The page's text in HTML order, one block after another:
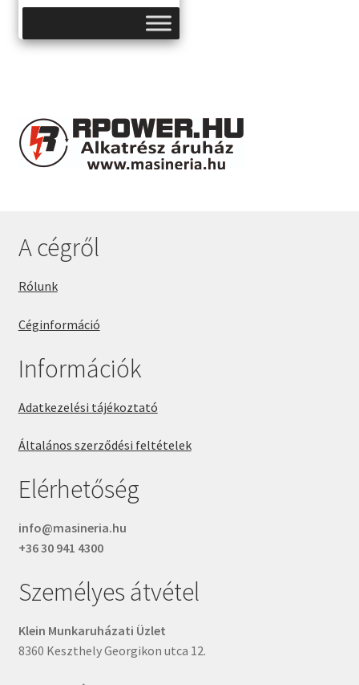
A cégről
Rólunk
Céginformáció
Információk
Adatkezelési tájékoztató
Általános szerződési feltételek
Elérhetőség
info@masineria.hu
+36 30 941 4300
Személyes átvétel
Klein Munkaruházati Üzlet
8360 Keszthely Georgikon utca 12.